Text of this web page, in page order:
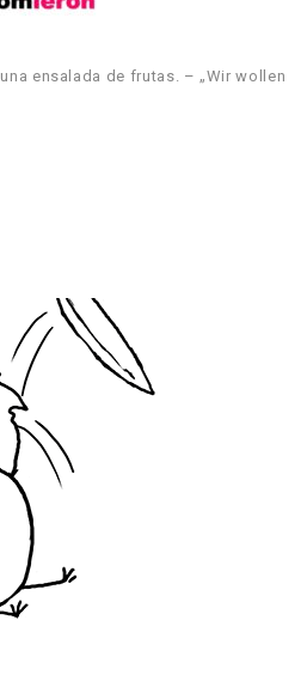
una ensalada de frutas. – „Wir wollen